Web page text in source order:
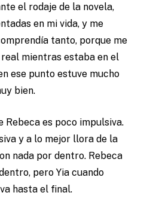
el rodaje de la novela,
en mi vida, y me
tanto, porque me
mientras estaba en el
ese punto estuve mucho
bien.
Rebeca es poco impulsiva.
y a lo mejor llora de la
nada por dentro. Rebeca
pero Yia cuando
hasta el final.